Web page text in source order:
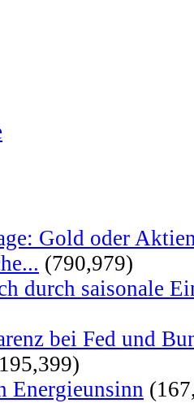
Gold oder
(790,979)
durch saisonale
bei Fed und
Energieunsinn